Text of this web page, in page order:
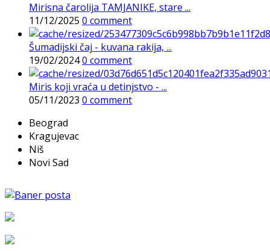
Mirisna čarolija TAMJANIKE, stare ...
11/12/2025 0 comment
Šumadijski čaj - kuvana rakija, ...
19/02/20240 comment
Miris koji vraća u detinjstvo - ...
05/11/2023 0 comment
Beograd
Kragujevac
Niš
Novi Sad